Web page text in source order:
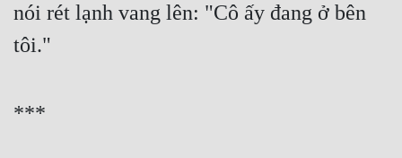
nói rét lạnh vang lên: "Cô ấy đang ở bên
tôi."
***